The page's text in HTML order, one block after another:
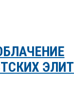
ЭЛИТ